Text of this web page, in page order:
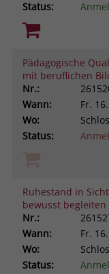
Status:
Pädagogische
mit beruflichen
Nr.:
Wann:
Fr.
Wo:
Status:
Ruhestand in
bewusst begleiten
Nr.:
Wann:
Fr.
Wo:
Status: